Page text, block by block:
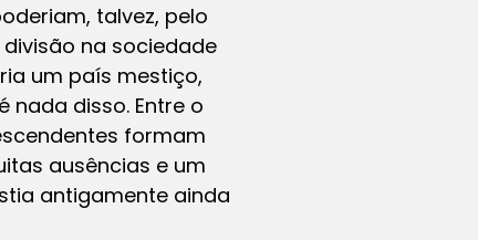
talvez, pelo
na sociedade
um país mestiço,
nada disso. Entre o
formam
ausências e um
antigamente ainda